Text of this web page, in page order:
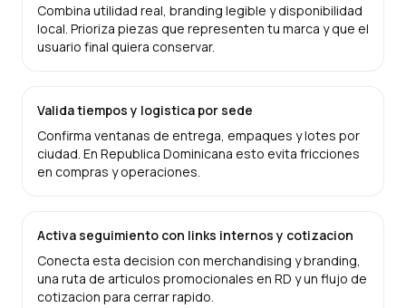
Combina utilidad real, branding legible y disponibilidad
local. Prioriza piezas que representen tu marca y que el
usuario final quiera conservar.
Valida tiempos y logistica por sede
Confirma ventanas de entrega, empaques y lotes por
ciudad. En Republica Dominicana esto evita fricciones
en compras y operaciones.
Activa seguimiento con links internos y cotizacion
Conecta esta decision con merchandising y branding,
una ruta de articulos promocionales en RD y un flujo de
cotizacion para cerrar rapido.